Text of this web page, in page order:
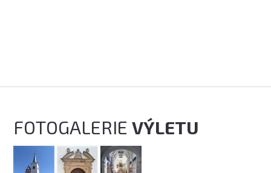
FOTOGALERIEVÝLETU